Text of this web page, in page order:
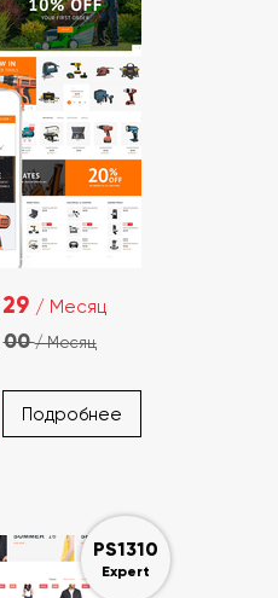
29 / Месяц
00/ Месяц
Подробнее
PS1310
Expert